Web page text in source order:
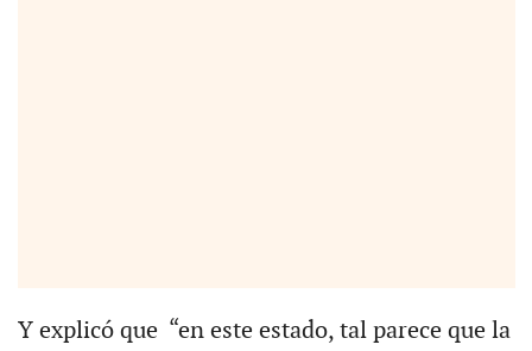
Y explicó que “en este estado, tal parece que la